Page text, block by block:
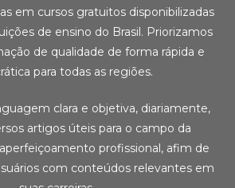
em cursos gratuitos disponibilizadas
de ensino do Brasil. Priorizamos
de qualidade de forma rápida e
para todas as regiões.
clara e objetiva, diariamente,
artigos úteis para o campo da
profissional, afim de
com conteúdos relevantes em